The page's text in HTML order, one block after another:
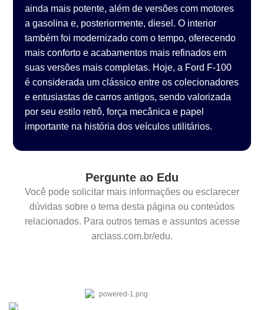
ainda mais potente, além de versões com motores
a gasolina e, posteriormente, diesel. O interior
também foi modernizado com o tempo, oferecendo
mais conforto e acabamentos mais refinados em
suas versões mais completas. Hoje, a Ford F-100
é considerada um clássico entre os colecionadores
e entusiastas de carros antigos, sendo valorizada
por seu estilo retrô, força mecânica e papel
importante na história dos veículos utilitários.
Pergunte ao Edu
Você pode solicitar mais informações ou esclarecer
dúvidas sobre o tema desta página ou conteúdos
relacionados. Para outros temas e assuntos acesse
arclass.com.br/edu.